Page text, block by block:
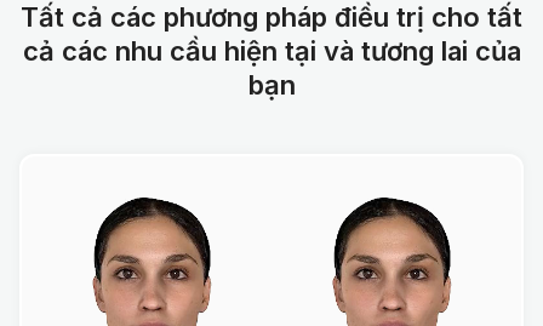
Tất cả các phương pháp điều trị cho tất
cả các nhu cầu hiện tại và tương lai của
bạn